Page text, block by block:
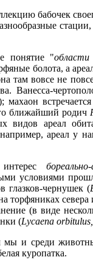
бабочек
понятие "области
болота, а
там вовсе не
Ванесса-
махаон
ближайший родич
ареал
ареал у
условиями
глазков-чернушек (
севера
(в виде
(Lycaena
мы и среди
куропатка.